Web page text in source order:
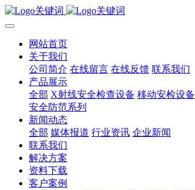
网站首页
关于我们
公司简介 在线留言 在线反馈 联系我们
产品展示
全部 X射线安全检查设备 移动安检设备
安全防范系列
新闻动态
全部 媒体报道 行业资讯 企业新闻
联系我们
解决方案
资料下载
客户案例